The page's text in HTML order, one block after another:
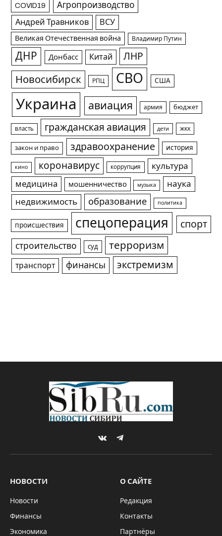
COVID19 Агропроизводство
Андрей Травников ВСУ
Великая Отечественная война Владимир Путин
ДНР Донбасс Китай ЛНР
Новосибирск РПЦ СВО США
Украина авиация армия бюджет
власть гражданская авиация дети жкх
закон и право здравоохранение история
кино коронавирус коррупция
культура
медицина
мошенничество музыка
наука
недвижимость
образование политика
происшествия спецоперация спорт
строительство суд терроризм
транспорт финансы экстремизм
VKontakteTelegram
НОВОСТИ
Новости
Финансы
Экономика
О САЙТЕ
Редакция
Контакты
Партнёры